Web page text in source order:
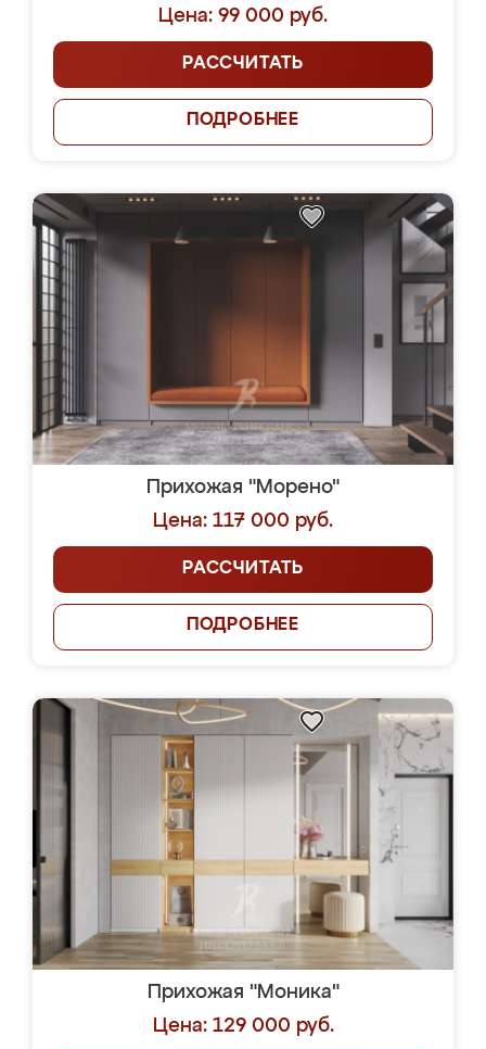
Цена: 99 000 руб.
РАССЧИТАТЬ
ПОДРОБНЕЕ
Прихожая "Морено"
Цена: 117 000 руб.
РАССЧИТАТЬ
ПОДРОБНЕЕ
Прихожая "Моника"
Цена: 129 000 руб.